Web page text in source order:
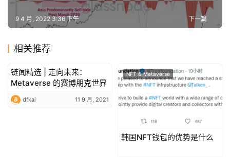
下一篇
9 4 月, 2022 3:36 下午
相关推荐
NFT & Metaverse
链闻精选 | 走向未来：
Metaverse 的赛博朋克世界
dfkai 11 9 月, 2021
NFT & Metaverse
韩国NFT钱包的优势是什么